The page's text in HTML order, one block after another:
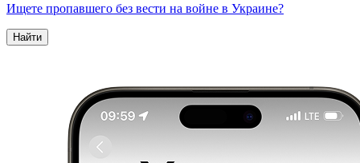
Ищете пропавшего без вести на войне в Украине?
Найти